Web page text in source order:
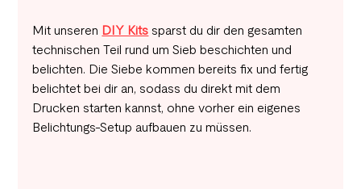
Mit unseren DIY Kits sparst du dir den gesamten
technischen Teil rund um Sieb beschichten und
belichten. Die Siebe kommen bereits fix und fertig
belichtet bei dir an, sodass du direkt mit dem
Drucken starten kannst, ohne vorher ein eigenes
Belichtungs-Setup aufbauen zu müssen.